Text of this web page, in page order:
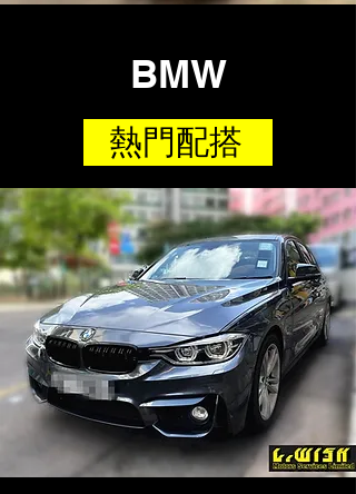
BMW
熱門配搭